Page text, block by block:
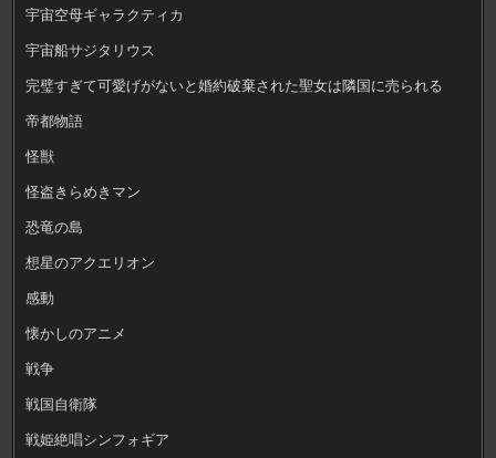
宇宙空母ギャラクティカ
宇宙船サジタリウス
完璧すぎて可愛げがないと婚約破棄された聖女は隣国に売られる
帝都物語
怪獣
怪盗きらめきマン
恐竜の島
想星のアクエリオン
感動
懐かしのアニメ
戦争
戦国自衛隊
戦姫絶唱シンフォギア